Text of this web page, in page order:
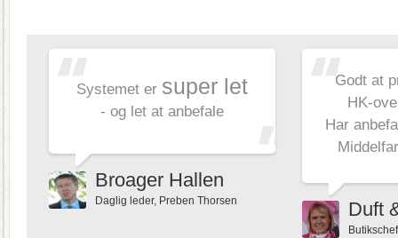
Systemet er super let
- og let at anbefale
Broager Hallen
Daglig leder, Preben Thorsen
Godt at
HK-
Har
Duft